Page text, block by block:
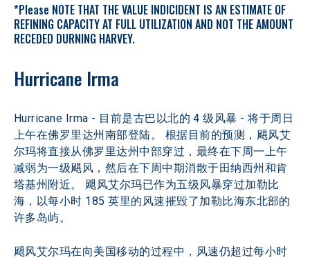
*Please NOTE THAT THE VALUE INDICIDENT IS AN ESTIMATE OF
REFINING CAPACITY AT FULL UTILIZATION AND NOT THE AMOUNT
RECEDED DURNING HARVEY.
Hurricane Irma
Hurricane Irma - 目前是古巴以北的 4 级风暴 - 将于周日
上午在佛罗里达州南部登陆。 根据目前的预测，飓风艾
尔玛将直接从佛罗里达州中部穿过，最终在下周一上午
减弱为一级飓风，然后在下周中期消散于田纳西州和肯
塔基州附近。 飓风艾尔玛已作为五级风暴穿过加勒比
海，以每小时 185 英里的风速摧毁了加勒比海东北部的
许多岛屿。
飓风艾尔玛在向美国移动的过程中，风速仍超过每小时